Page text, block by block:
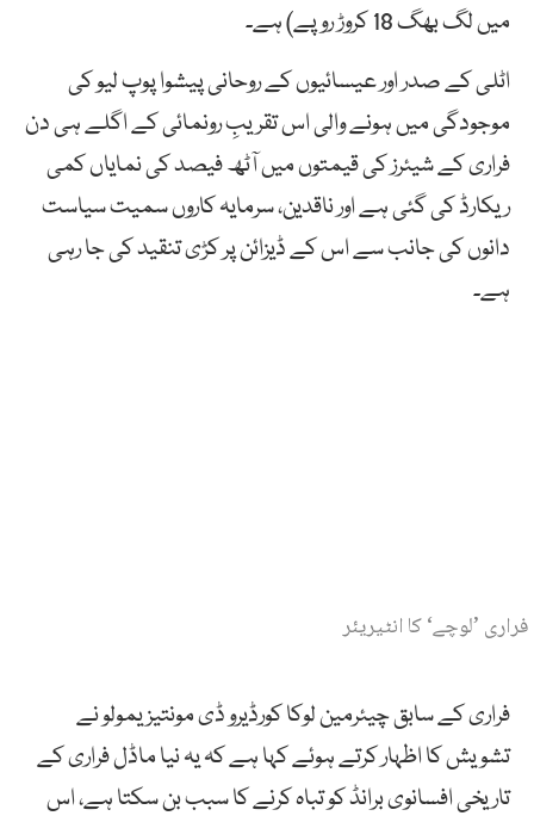
میں لگ بھگ 18 کروڑ روپے) ہے۔
اٹلی کے صدر اور عیسائیوں کے روحانی پیشوا پوپ لیو کی
موجودگی میں ہونے والی اس تقریبِ رونمائی کے اگلے ہی دن
فراری کے شیئرز کی قیمتوں میں آٹھ فیصد کی نمایاں کمی
ریکارڈ کی گئی ہے اور ناقدین، سرمایہ کاروں سمیت سیاست
دانوں کی جانب سے اس کے ڈیزائن پر کڑی تنقید کی جا رہی
ہے۔
فراری ’لوچے‘ کا انٹیریئر
فراری کے سابق چیئرمین لوکا کورڈیرو ڈی مونتیزیمولو نے
تشویش کا اظہار کرتے ہوئے کہا ہے کہ یہ نیا ماڈل فراری کے
تاریخی افسانوی برانڈ کو تباہ کرنے کا سبب بن سکتا ہے، اس